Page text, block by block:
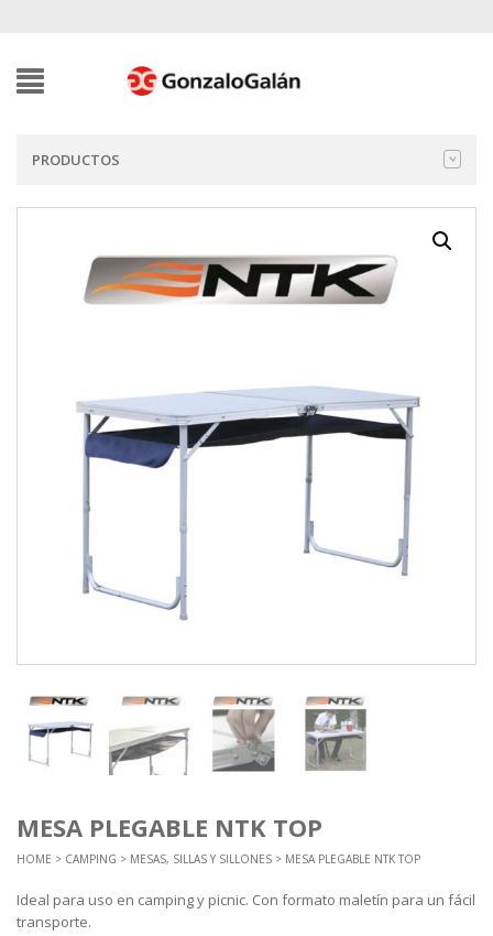
PRODUCTOS
MESA PLEGABLE NTK TOP
HOME > CAMPING > MESAS, SILLAS Y SILLONES > MESA PLEGABLE NTK TOP
Ideal para uso en camping y picnic. Con formato maletín para un fácil
transporte.